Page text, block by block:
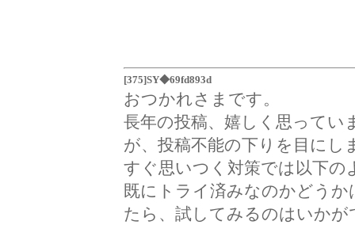
[375]SY◆69fd893d
おつかれさまです。
長年の投稿、嬉しく思ってい
が、投稿不能の下りを目にし
すぐ思いつく対策では以下
既にトライ済みなのかどう
たら、試してみるのはいかが